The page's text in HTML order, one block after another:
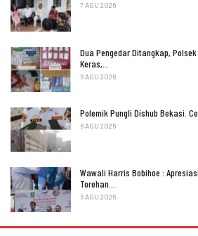
7 AGU 2026
Dua Pengedar Ditangkap,
Keras,…
6 AGU 2026
Polemik Pungli Dishub Bekasi.
6 AGU 2026
Wawali Harris Bobihoe :
Torehan…
6 AGU 2026